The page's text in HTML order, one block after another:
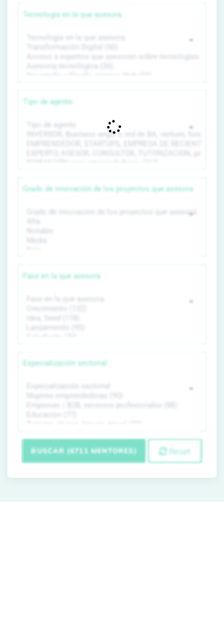
Tecnología en la que asesora
Tipo de agente
Grado de innovación de los proyectos que asesora
Fase en la que asesora
Especialización sectorial
BUSCAR (6711 MENTORES) Reset